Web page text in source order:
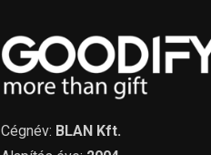
Cégnév: BLAN Kft.